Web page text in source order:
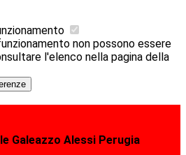
non possono essere
l'elenco nella pagina della
Galeazzo Alessi Perugia